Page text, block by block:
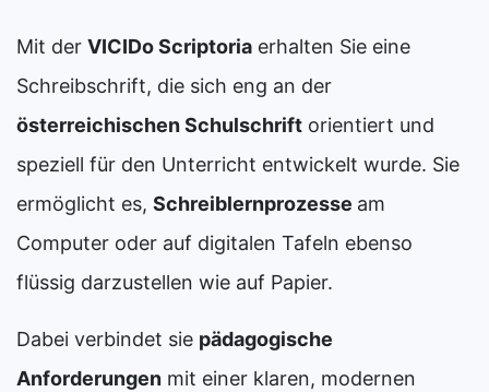
Mit der VICIDo Scriptoria erhalten Sie eine
Schreibschrift, die sich eng an der
österreichischen Schulschrift orientiert und
speziell für den Unterricht entwickelt wurde. Sie
ermöglicht es, Schreiblernprozesse am
Computer oder auf digitalen Tafeln ebenso
flüssig darzustellen wie auf Papier.
Dabei verbindet sie pädagogische
Anforderungen mit einer klaren, modernen